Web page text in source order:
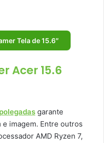
Tela de 15.6″
Acer 15.6
garante
imagem. Entre outros
AMD Ryzen 7,